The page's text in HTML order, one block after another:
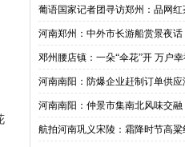
葡语国家记者团寻访郑州：品网
河南郑州：中外市长游船赏景夜话
邓州腰店镇：一朵“伞花”开 万户
河南南阳：防爆企业赶制订单供
河南南阳：仲景市集南北风味交融
航拍河南巩义宋陵：霜降时节高粱